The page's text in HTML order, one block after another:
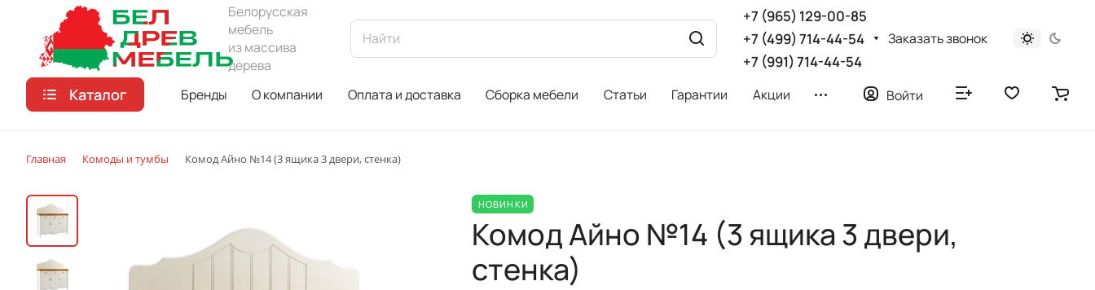
Белорусская
мебель
из массива
дерева
+7 (965) 129-00-85
+7 (499) 714-44-54
+7 (991) 714-44-54
Заказать звонок
Каталог Бренды О компании Оплата и доставка Сборка мебели Статьи Гарантии Акции Войти
Главная Комоды и тумбы Комод Айно №14 (3 ящика 3 двери, стенка)
НОВИНКИ
Комод Айно №14 (3 ящика 3 двери,
стенка)